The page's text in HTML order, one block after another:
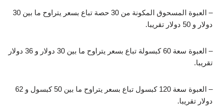
– العبوة المسحوق المكونة من 30 حصة تباع بسعر يتراوح ما بين 30
دولار و 50 دولار تقريبا.
– العبوة سعة 60 كبسولة تباع بسعر يتراوح ما بين 30 دولار و 36 دولار
تقريبا.
– العبوة سعة 120 كبسول تباع بسعر يتراوح ما بين 50 كبسول و 62
دولار تقريبا.